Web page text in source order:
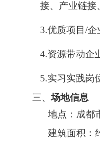
接、产业链接
3.优质项目/企
4.资源带动企
5.实习实践岗
三、场地信息
地点：成都
建筑面积：